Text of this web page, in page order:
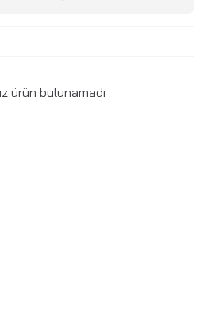
ürün bulunamadı